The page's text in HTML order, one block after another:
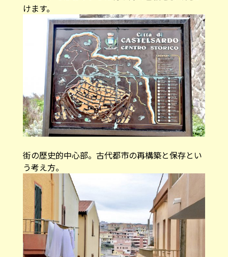
けます。
街の歴史的中心部。古代都市の再構築と保存とい
う考え方。